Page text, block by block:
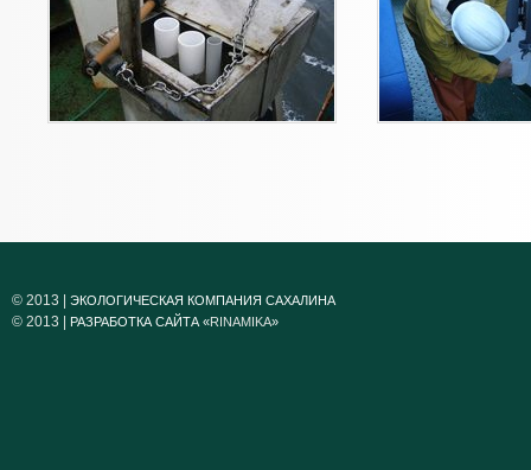
© 2013 | ЭКОЛОГИЧЕСКАЯ КОМПАНИЯ САХАЛИНА
© 2013 | РАЗРАБОТКА САЙТА «RINAMIKA»